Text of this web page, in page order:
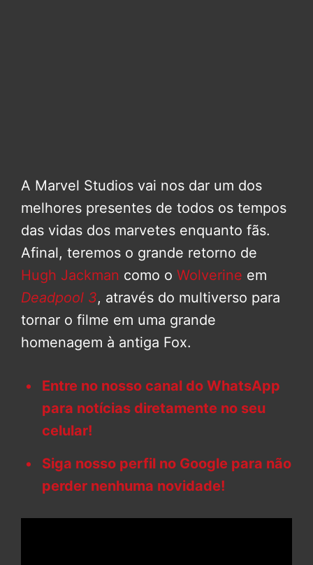
A Marvel Studios vai nos dar um dos
melhores presentes de todos os tempos
das vidas dos marvetes enquanto fãs.
Afinal, teremos o grande retorno de
Hugh Jackman como o Wolverine em
Deadpool 3, através do multiverso para
tornar o filme em uma grande
homenagem à antiga Fox.
Entre no nosso canal do WhatsApp
para notícias diretamente no seu
celular!
Siga nosso perfil no Google para não
perder nenhuma novidade!